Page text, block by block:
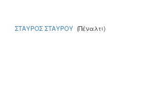
ΣΤΑΥΡΟΣ ΣΤΑΥΡΟΥ (Πέναλτι)